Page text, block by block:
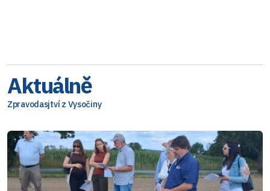
Aktuálně
Zpravodasjtví z Vysočiny